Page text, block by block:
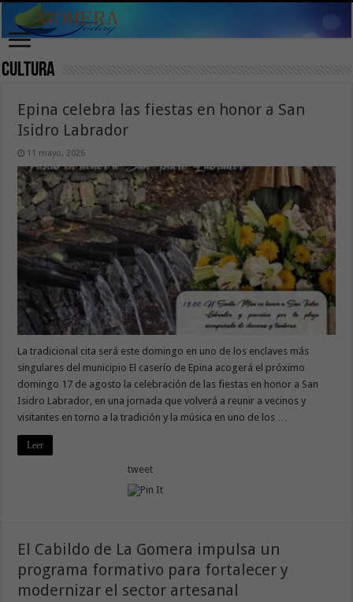
Cultura
Epina celebra las fiestas en honor a San
Isidro Labrador
11 mayo, 2026
La tradicional cita será este domingo en uno de los enclaves más
singulares del municipio El caserío de Epina acogerá el próximo
domingo 17 de agosto la celebración de las fiestas en honor a San
Isidro Labrador, en una jornada que volverá a reunir a vecinos y
visitantes en torno a la tradición y la música en uno de los …
Leer
tweet
El Cabildo de La Gomera impulsa un
programa formativo para fortalecer y
modernizar el sector artesanal